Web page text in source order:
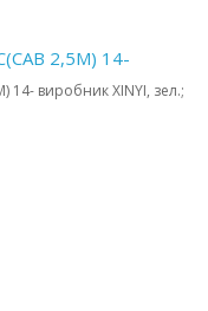
2,5M) 14-
14- виробник XINYI, зел.;